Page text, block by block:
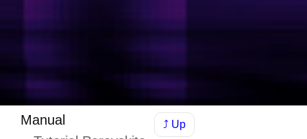
Manual
⤴ Up